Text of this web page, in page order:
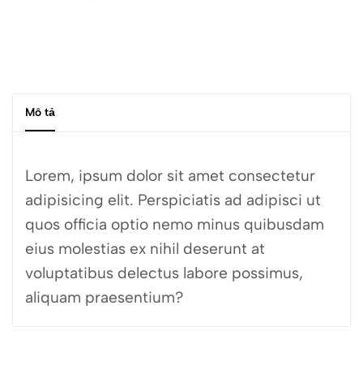
Mô tả
Lorem, ipsum dolor sit amet consectetur
adipisicing elit. Perspiciatis ad adipisci ut
quos officia optio nemo minus quibusdam
eius molestias ex nihil deserunt at
voluptatibus delectus labore possimus,
aliquam praesentium?